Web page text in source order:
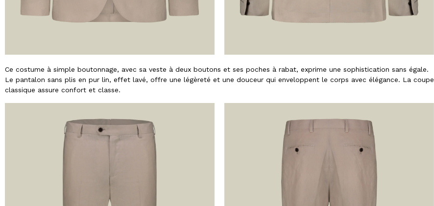
Ce costume à simple boutonnage, avec sa veste à deux boutons et ses poches à rabat, exprime une sophistication sans égale.
Le pantalon sans plis en pur lin, effet lavé, offre une légèreté et une douceur qui enveloppent le corps avec élégance. La coupe
classique assure confort et classe.